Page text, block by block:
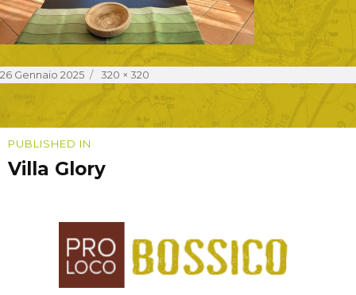
Posted
26 Gennaio 2025
Full
size
320 × 320
Navigazione
articoli
PUBLISHED IN
Villa Glory